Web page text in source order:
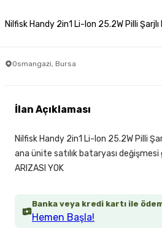
Nilfisk Handy 2in1 Li-Ion 25.2W Pilli
Osmangazi, Bursa
Banka veya kredi kartı ile
Hemen Başla!
İlan Açıklaması
Nilfisk Handy 2in1 Li-Ion 25.2W Pilli
ana ünite satılık bataryası değişmesi
ARIZASI YOK